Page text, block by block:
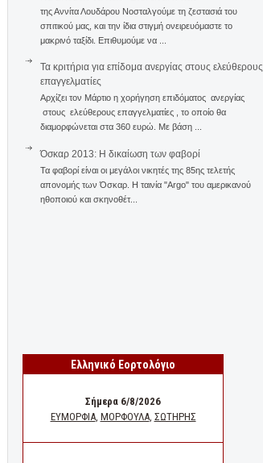
της Αννίτα Λουδάρου Νοσταλγούμε τη ζεστασιά του
σπιτικού μας, και την ίδια στιγμή ονειρευόμαστε το
μακρινό ταξίδι. Επιθυμούμε να ...
Τα κριτήρια για επίδομα ανεργίας στους ελεύθερους
επαγγελματίες
Αρχίζει τον Μάρτιο η χορήγηση επιδόματος ανεργίας
στους ελεύθερους επαγγελματίες , το οποίο θα
διαμορφώνεται στα 360 ευρώ. Με βάση ...
Όσκαρ 2013: Η δικαίωση των φαβορί
Τα φαβορί είναι οι μεγάλοι νικητές της 85ης τελετής
απονομής των Όσκαρ. Η ταινία "Αrgo" του αμερικανού
ηθοποιού και σκηνοθέτ...